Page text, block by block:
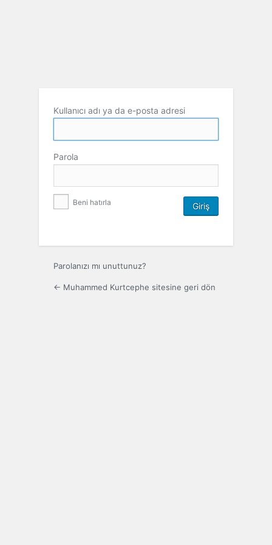
Kullanıcı adı ya da e-posta adresi
Parola
Beni hatırla
Parolanızı mı unuttunuz?
← Muhammed Kurtcephe sitesine geri dön